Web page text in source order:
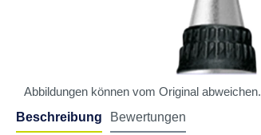
Abbildungen können vom Original abweichen.
Beschreibung Bewertungen